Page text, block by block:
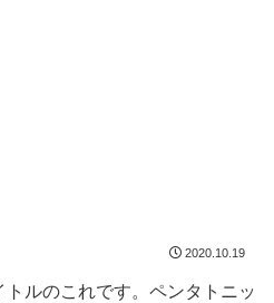
2020.10.19
ルのこれです。ペンタトニッ